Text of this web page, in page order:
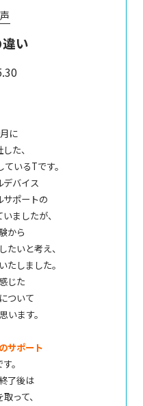
い
に
た、
いるTです。
デバイス
サポートの
ましたが、
から
たいと考え、
たしました。
じた
ついて
います。
サポート
。
了後は
って、